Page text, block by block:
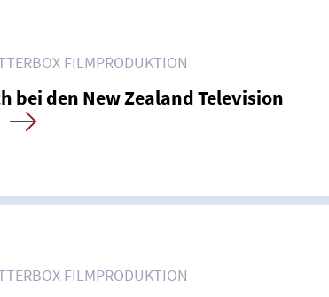
FILMPRODUKTION
bei den New Zealand Television
FILMPRODUKTION